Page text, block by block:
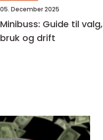
05. December 2025
Minibuss: Guide til valg,
bruk og drift